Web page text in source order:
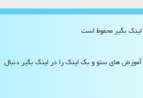
آموزش های سئو و بک لینک را در لینک بگیر دنبال